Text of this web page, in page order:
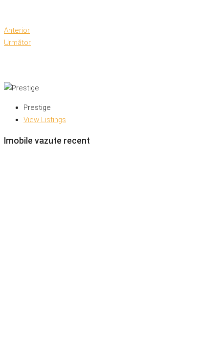
Anterior
Următor
Prestige
View Listings
Imobile vazute recent